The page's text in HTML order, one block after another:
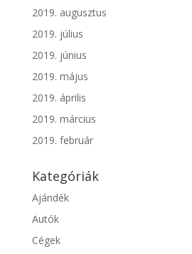
2019. augusztus
2019. július
2019. június
2019. május
2019. április
2019. március
2019. február
Kategóriák
Ajándék
Autók
Cégek